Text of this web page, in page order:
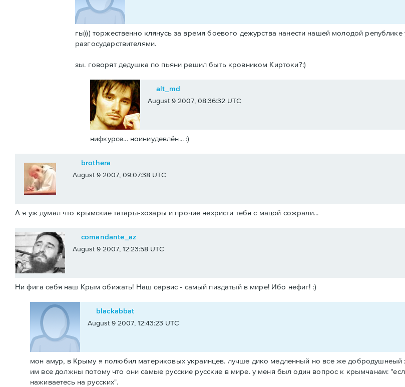
гы))) торжественно клянусь за время боевого дежурства нанести нашей молодой
разгосударствителями.
зы. говорят дедушка по пьяни решил быть кровником Киртоки?:)
alt_md
August 9 2007, 08:36:32 UTC
нифкурсе... ноиниудевлён... :)
brothera
August 9 2007, 09:07:38 UTC
А я уж думал что крымские татары-хозары и прочие нехристи тебя с мацой сожрали...
comandante_az
August 9 2007, 12:23:58 UTC
Ни фига себя наш Крым обижать! Наш сервис - самый пиздатый в мире! Ибо нефиг! :)
blackabbat
August 9 2007, 12:43:23 UTC
мон амур, в Крыму я полюбил материковых украинцев. лучше дико медленный но все же добродушнеый
им все должны потому что они самые русские русские в мире. у меня был один вопрос к крымчанам:
наживаетесь на русских".